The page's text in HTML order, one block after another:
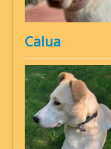
Calua